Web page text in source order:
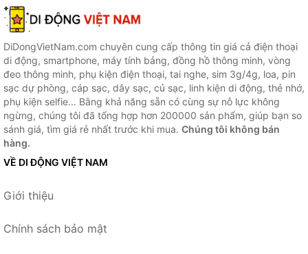
DiDongVietNam.com chuyên cung cấp thông tin giá cả điện thoại
di động, smartphone, máy tính bảng, đồng hồ thông minh, vòng
đeo thông minh, phụ kiện điện thoại, tai nghe, sim 3g/4g, loa, pin
sạc dự phòng, cáp sạc, dây sạc, củ sạc, linh kiện di động, thẻ nhớ,
phụ kiện selfie... Bằng khả năng sẵn có cùng sự nỗ lực không
ngừng, chúng tôi đã tổng hợp hơn 200000 sản phẩm, giúp bạn so
sánh giá, tìm giá rẻ nhất trước khi mua. Chúng tôi không bán
hàng.
VỀ DI ĐỘNG VIỆT NAM
Giới thiệu
Chính sách bảo mật